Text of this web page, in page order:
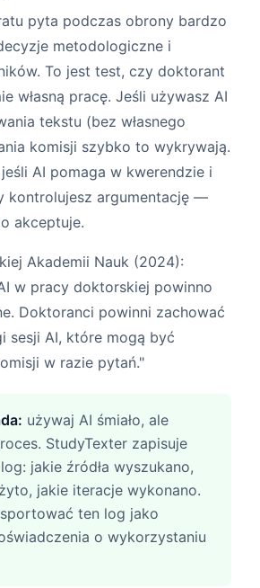
pyta podczas obrony bardzo
metodologiczne i
To jest test, czy doktorant
własną pracę. Jeśli używasz AI
tekstu (bez własnego
komisji szybko to wykrywają.
AI pomaga w kwerendzie i
kontrolujesz argumentację —
akceptuje.
Akademii Nauk (2024):
w pracy doktorskiej powinno
Doktoranci powinni zachować
sesji AI, które mogą być
w razie pytań."
używaj AI śmiało, ale
StudyTexter zapisuje
jakie źródła wyszukano,
jakie iteracje wykonano.
ten log jako
o wykorzystaniu